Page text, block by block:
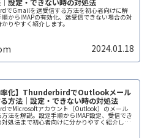
設定・できない時の対処法
でGmailを送受信する方法を初心者向けに解
からIMAPの有効化、送受信できない場合の対
りやすく紹介します。
2024.01.18
率化】ThunderbirdでOutlookメール
方法｜設定・できない時の対処法
でMicrosoftアカウント（Outlook）のメール
方法を解説。設定手順からIMAP設定、受信でき
対処法まで初心者向けに分かりやすく紹介しま